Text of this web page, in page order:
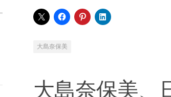
大島奈保美
大島奈保美、